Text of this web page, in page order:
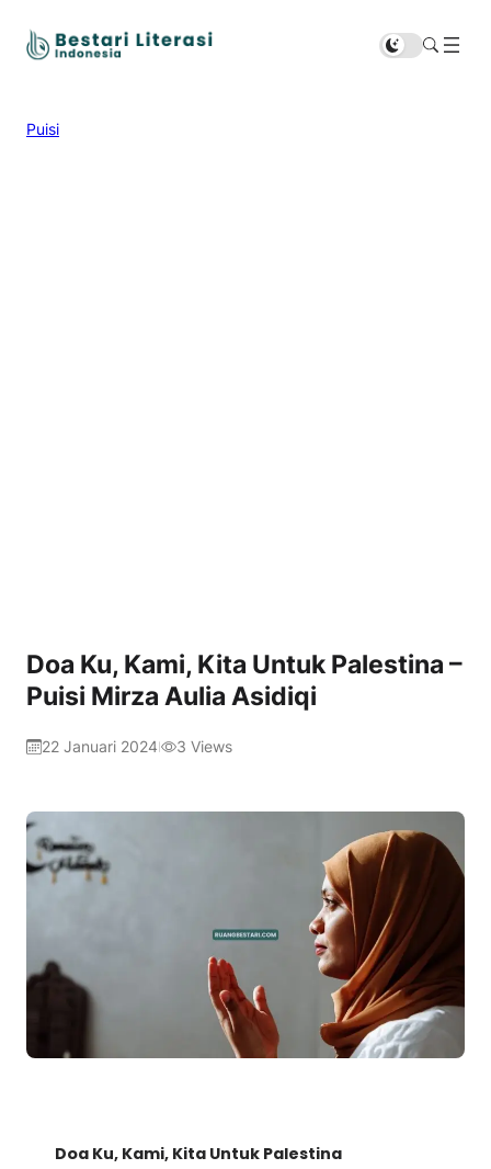
Puisi
Doa Ku, Kami, Kita Untuk Palestina –
Puisi Mirza Aulia Asidiqi
22 Januari 2024 3 Views
Doa Ku, Kami, Kita Untuk Palestina